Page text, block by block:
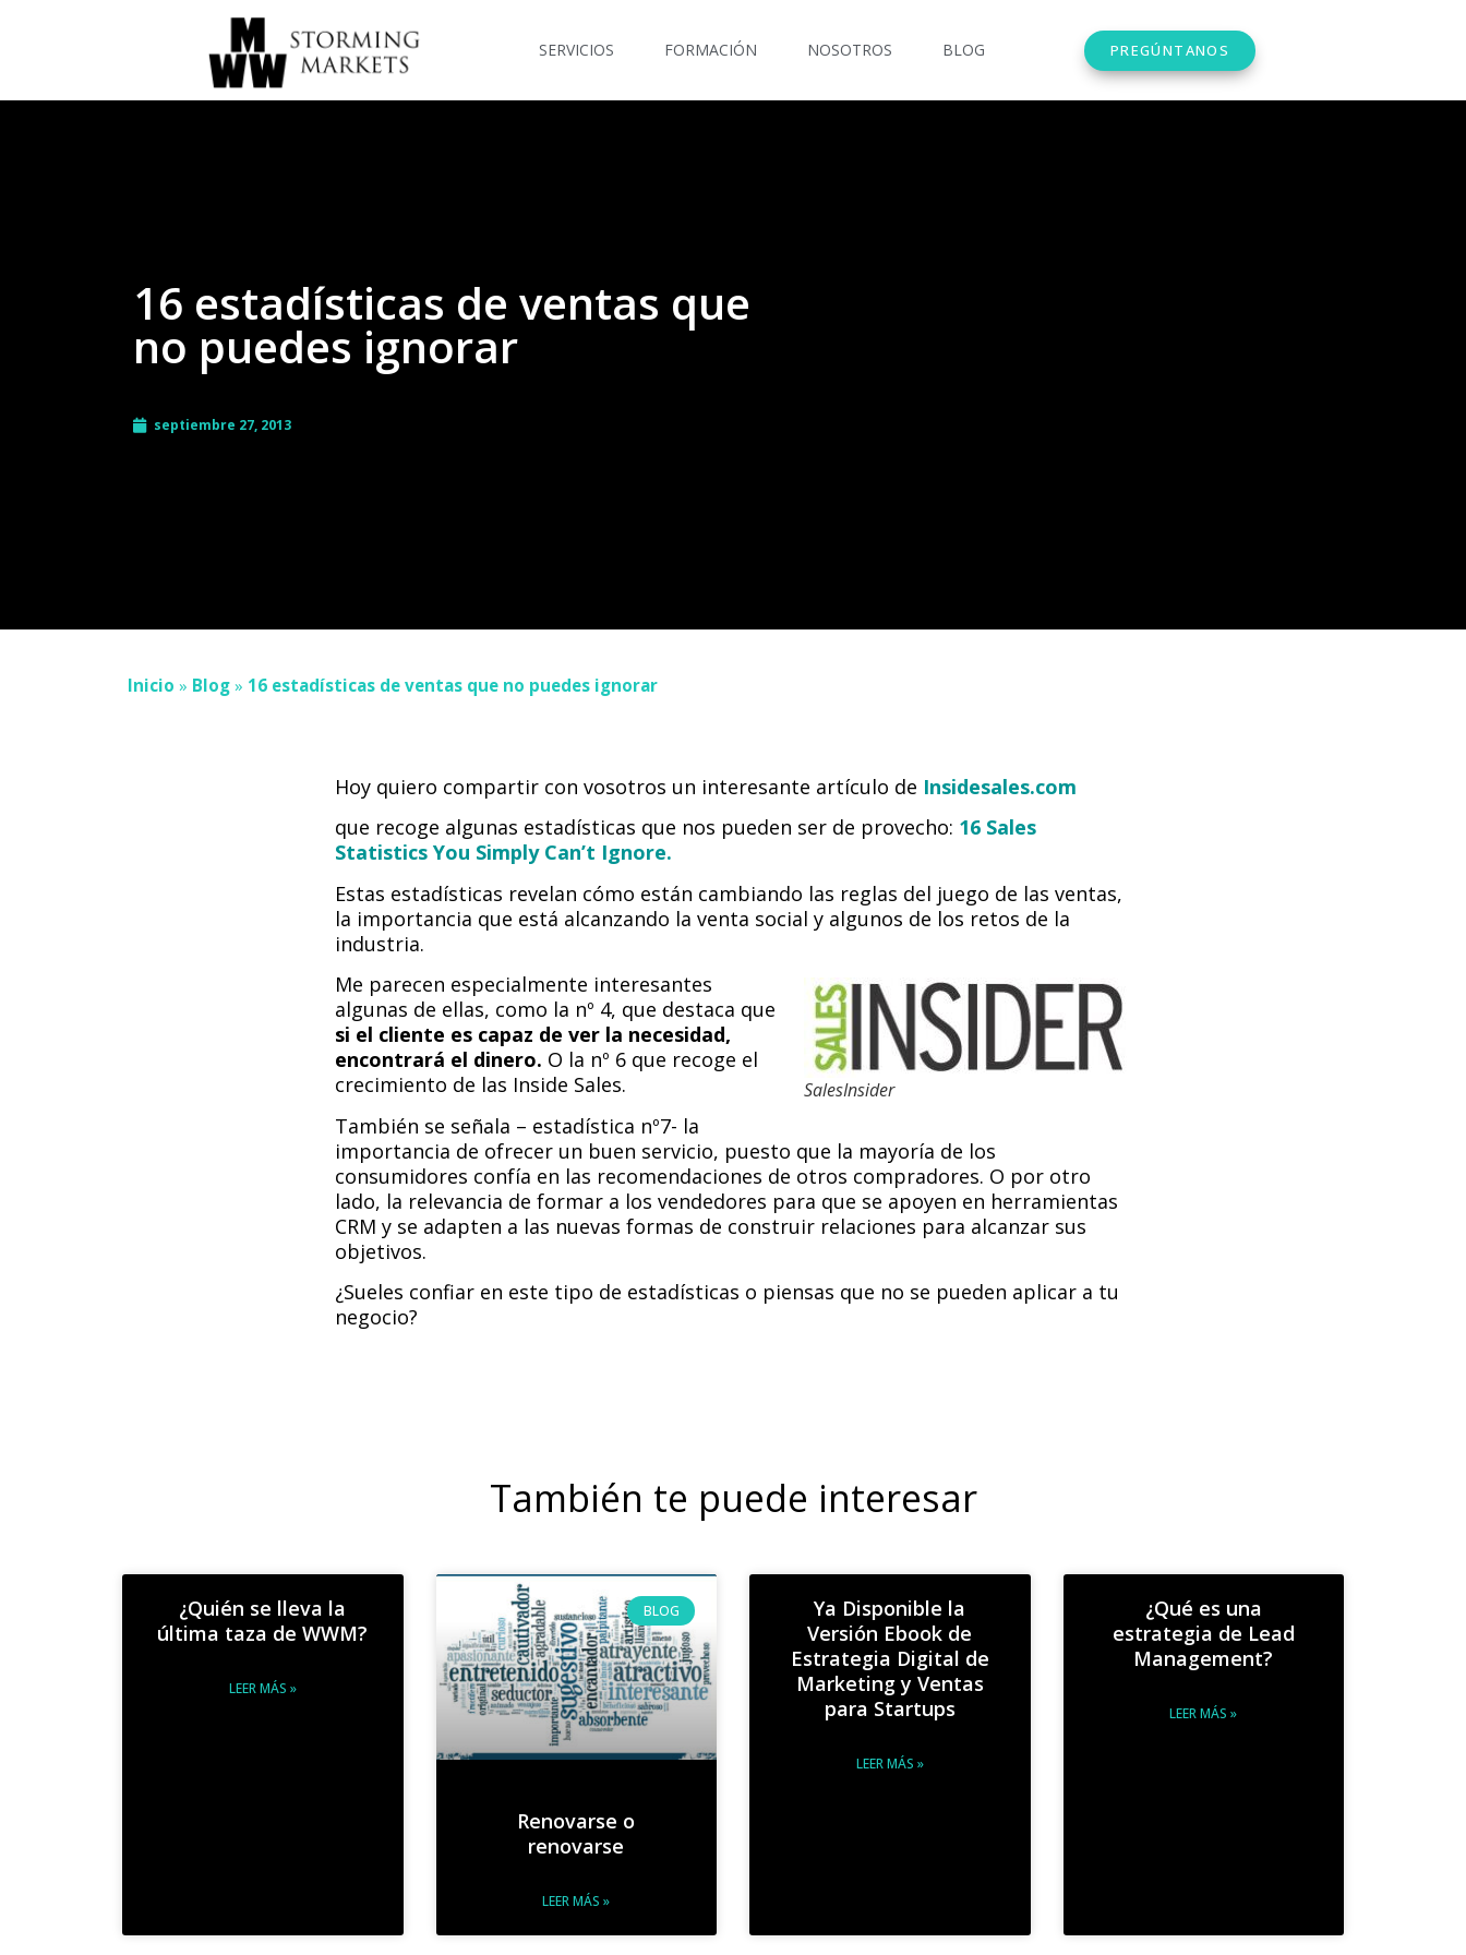
SERVICIOS FORMACIÓN NOSOTROS BLOG PREGÚNTANOS
16 estadísticas de ventas que
no puedes ignorar
septiembre 27, 2013
Inicio » Blog » 16 estadísticas de ventas que no puedes ignorar
Hoy quiero compartir con vosotros un interesante artículo de Insidesales.com
que recoge algunas estadísticas que nos pueden ser de provecho: 16 Sales
Statistics You Simply Can’t Ignore.
Estas estadísticas revelan cómo están cambiando las reglas del juego de las ventas,
la importancia que está alcanzando la venta social y algunos de los retos de la
industria.
SalesInsider
Me parecen especialmente interesantes
algunas de ellas, como la nº 4, que destaca que
si el cliente es capaz de ver la necesidad,
encontrará el dinero. O la nº 6 que recoge el
crecimiento de las Inside Sales.
También se señala – estadística nº7- la
importancia de ofrecer un buen servicio, puesto que la mayoría de los
consumidores confía en las recomendaciones de otros compradores. O por otro
lado, la relevancia de formar a los vendedores para que se apoyen en herramientas
CRM y se adapten a las nuevas formas de construir relaciones para alcanzar sus
objetivos.
¿Sueles confiar en este tipo de estadísticas o piensas que no se pueden aplicar a tu
negocio?
También te puede interesar
¿Quién se lleva la
última taza de WWM?
LEER MÁS »
BLOG
Renovarse o
renovarse
LEER MÁS »
Ya Disponible la
Versión Ebook de
Estrategia Digital de
Marketing y Ventas
para Startups
LEER MÁS »
¿Qué es una
estrategia de Lead
Management?
LEER MÁS »